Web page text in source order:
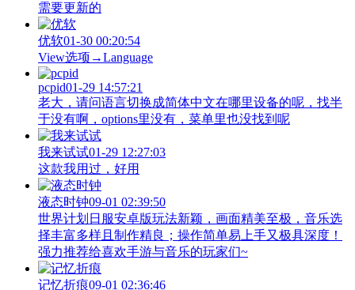
需要更新的
优软01-30 00:20:54
View‌选项→Language
pcpid01-29 14:57:21
老大，请问语言切换成简体中文在哪里设备的呢，找半
于没有啊，options里没有，菜单里也没找到呢
我来试试01-29 12:27:03
这款我用过，好用
液态时钟09-01 02:39:50
世界计划日服安卓版玩法新颖，画面精美至极，音乐选
择丰富多样且制作精良；操作简单易上手又极具深度！
强力推荐给喜欢手游与音乐的玩家们~
记忆折痕09-01 02:36:46